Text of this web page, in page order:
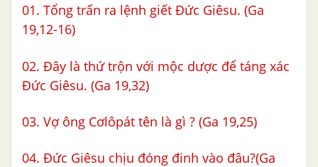
01. Tổng trấn ra lệnh giết Đức Giêsu. (Ga
19,12-16)
02. Đây là thứ trộn với mộc dược để táng xác
Đức Giêsu. (Ga 19,32)
03. Vợ ông Cơlôpát tên là gì ? (Ga 19,25)
04. Đức Giêsu chịu đóng đinh vào đâu?(Ga